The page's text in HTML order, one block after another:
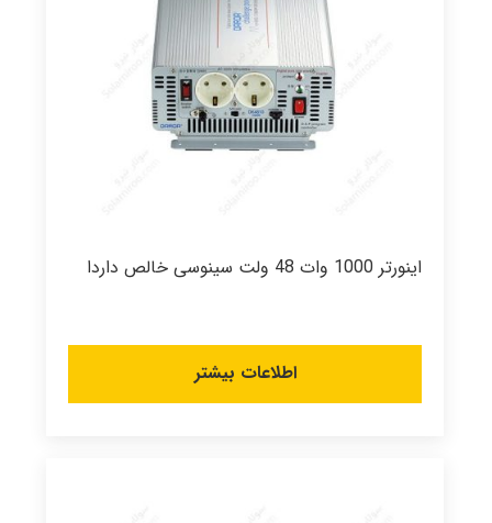
اینورتر 1000 وات 48 ولت سینوسی خالص داردا
اطلاعات بیشتر